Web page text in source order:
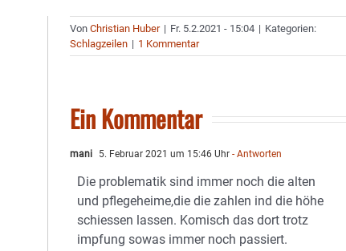
VonChristian Huber | Fr. 5.2.2021 - 15:04 | Kategorien:
Schlagzeilen | 1 Kommentar
Ein Kommentar
mani 5. Februar 2021 um 15:46 Uhr - Antworten
Die problematik sind immer noch die alten
und pflegeheime,die die zahlen ind die höhe
schiessen lassen. Komisch das dort trotz
impfung sowas immer noch passiert.